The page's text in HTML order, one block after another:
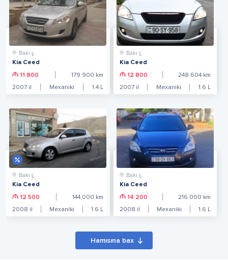
Bakı ş.
Kia Ceed
11 800 179 900 km
2007 il Mexaniki 1.4 L
Bakı ş.
Kia Ceed
12 800 248 604 km
2007il Mexaniki 1.6 L
Bakı ş.
Kia Ceed
12 500 144 000 km
2008 il Mexaniki 1.6 L
Bakı ş.
Kia Ceed
14 200 216 000 km
2008 il Mexaniki 1.6 L
Hamısına bax